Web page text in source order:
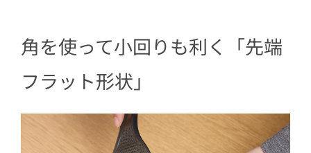
角を使って小回りも利く「先端
フラット形状」